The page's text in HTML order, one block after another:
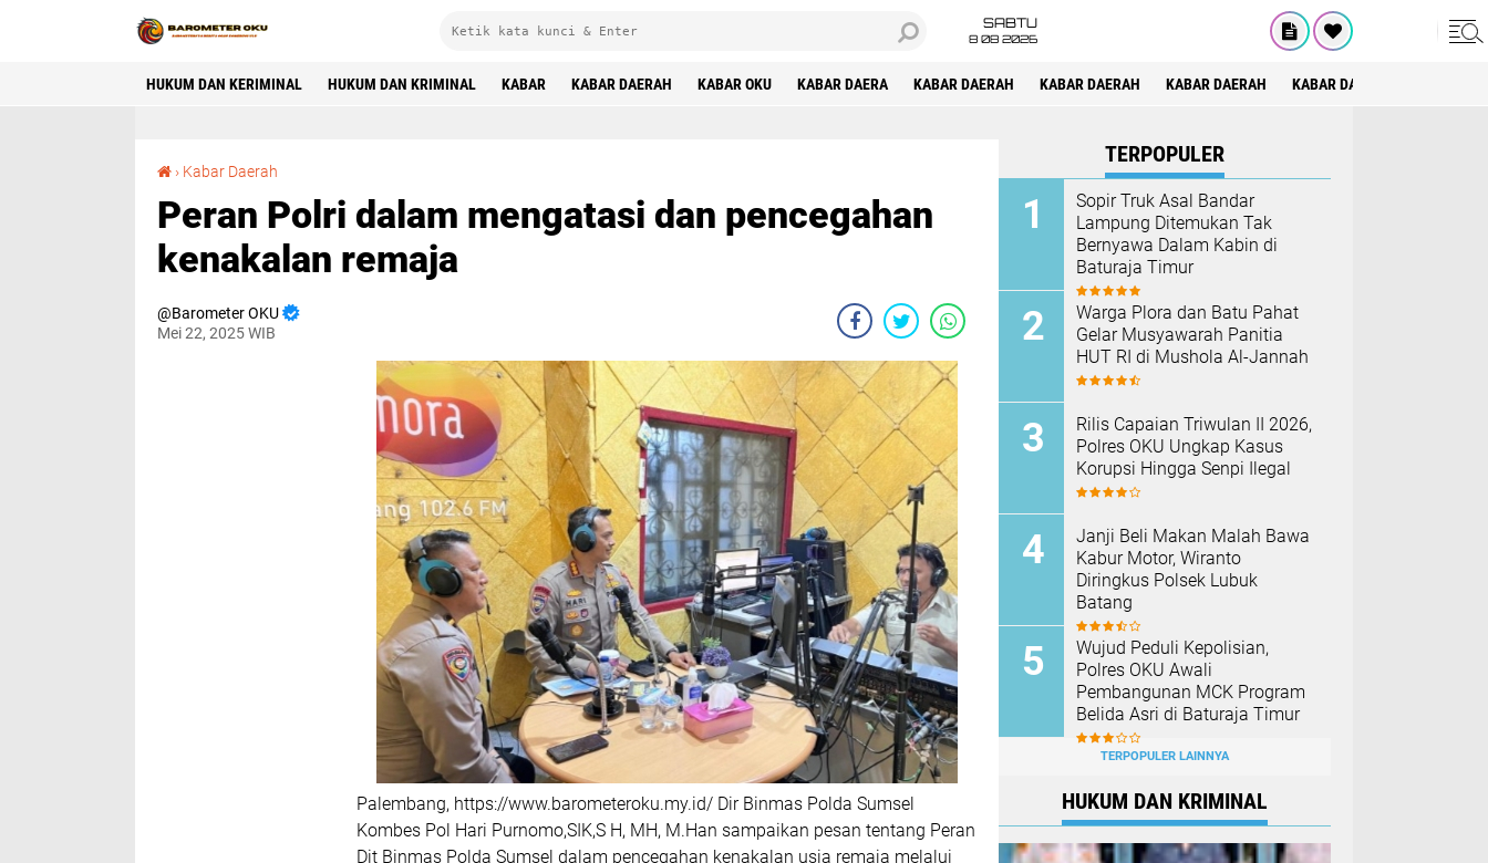
SABTU
8 08 2026
HUKUM DAN KERIMINAL HUKUM DAN KRIMINAL KABAR KABAR DAERAH KABAR OKU KABAR DAERA KABAR DAERAH KABAR DAERAH KABAR DAERAH KABAR DAERAH
› Kabar Daerah
Peran Polri dalam mengatasi dan pencegahan
kenakalan remaja
Barometer OKU
Mei 22, 2025 WIB
Palembang, https://www.barometeroku.my.id/ Dir Binmas Polda Sumsel
Kombes Pol Hari Purnomo,SIK,S H, MH, M.Han sampaikan pesan tentang Peran
Dit Binmas Polda Sumsel dalam pencegahan kenakalan usia remaja melalui
TERPOPULER
Sopir Truk Asal Bandar
Lampung Ditemukan Tak
Bernyawa Dalam Kabin di
Baturaja Timur
Warga Plora dan Batu Pahat
Gelar Musyawarah Panitia
HUT RI di Mushola Al-Jannah
Rilis Capaian Triwulan II 2026,
Polres OKU Ungkap Kasus
Korupsi Hingga Senpi Ilegal
Janji Beli Makan Malah Bawa
Kabur Motor, Wiranto
Diringkus Polsek Lubuk
Batang
Wujud Peduli Kepolisian,
Polres OKU Awali
Pembangunan MCK Program
Belida Asri di Baturaja Timur
TERPOPULER LAINNYA
HUKUM DAN KRIMINAL